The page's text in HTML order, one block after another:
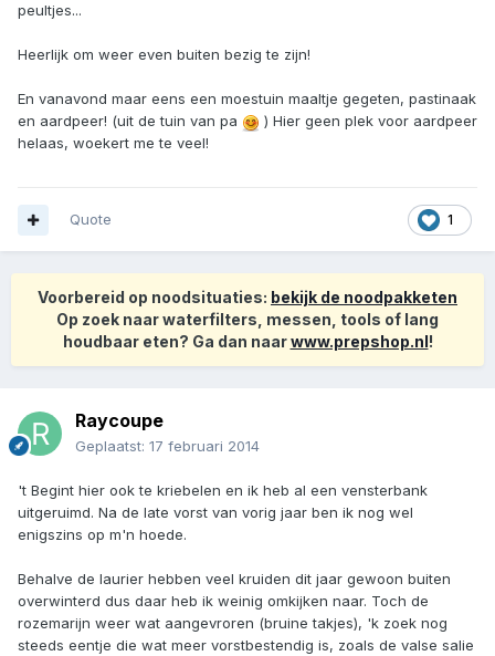
peultjes...
Heerlijk om weer even buiten bezig te zijn!
En vanavond maar eens een moestuin maaltje gegeten, pastinaak
en aardpeer! (uit de tuin van pa
) Hier geen plek voor aardpeer
helaas, woekert me te veel!
1
Quote
Voorbereid op noodsituaties: bekijk de noodpakketen
Op zoek naar waterfilters, messen, tools of lang
houdbaar eten? Ga dan naarwww.prepshop.nl!
Raycoupe
Geplaatst: 17 februari 2014
't Begint hier ook te kriebelen en ik heb al een vensterbank
uitgeruimd. Na de late vorst van vorig jaar ben ik nog wel
enigszins op m'n hoede.
Behalve de laurier hebben veel kruiden dit jaar gewoon buiten
overwinterd dus daar heb ik weinig omkijken naar. Toch de
rozemarijn weer wat aangevroren (bruine takjes), 'k zoek nog
steeds eentje die wat meer vorstbestendig is, zoals de valse salie